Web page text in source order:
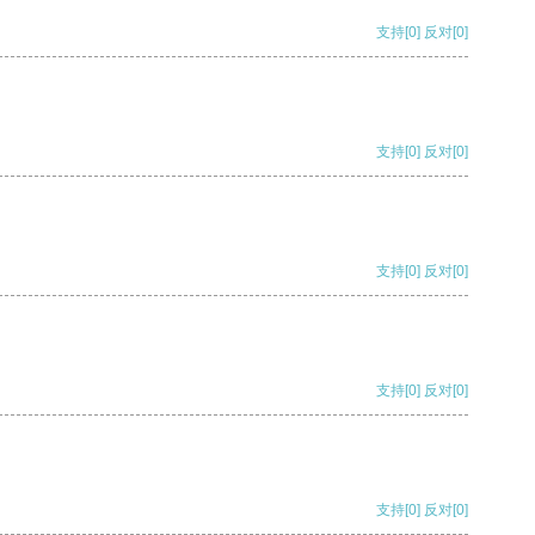
支持[0] 反对[0]
支持[0] 反对[0]
支持[0] 反对[0]
支持[0] 反对[0]
支持[0] 反对[0]